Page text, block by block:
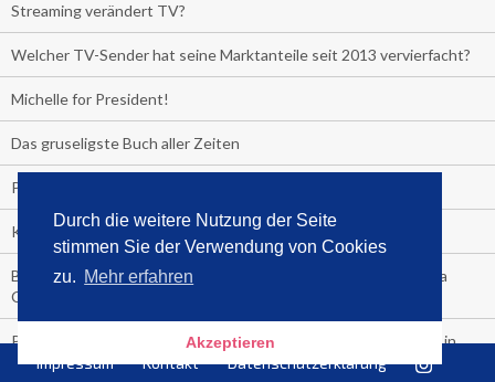
Durch die weitere Nutzung der Seite
stimmen Sie der Verwendung von Cookies
zu. Mehr erfahren
Akzeptieren
Streaming verändert TV?
Welcher TV-Sender hat seine Marktanteile seit 2013 vervierfacht?
Michelle for President!
Das gruseligste Buch aller Zeiten
Promi-Biografien
Kerkeling erhält Spitzenfeder für meistverkauftes Buch
Börsenverein und MVB verlängern vorzeitig Verträge mit Media
Control bis 2024
PocketBook, Ceebo und Umbreit bringen Hörbuch-Downloads in
die Cloud
Impressum Kontakt Datenschutzerklärung